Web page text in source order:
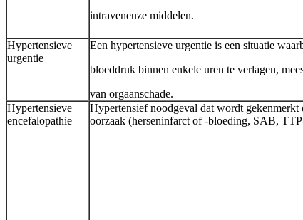
intraveneuze middelen.
Hypertensieve
urgentie
Een hypertensieve urgentie is een situatie
bloeddruk binnen enkele uren te verlagen,
van orgaanschade.
Hypertensieve
encefalopathie
Hypertensief noodgeval dat wordt gekenmerkt
oorzaak (herseninfarct of -bloeding, SAB,